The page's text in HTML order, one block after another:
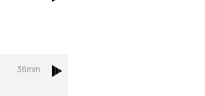
36min